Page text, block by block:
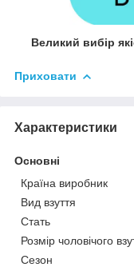
Великий вибір
Приховати
Характеристики
Основні
Країна виробник
Вид взуття
Стать
Розмір чоловічого
Сезон